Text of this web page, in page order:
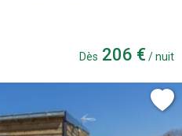
Dès 206 € / nuit